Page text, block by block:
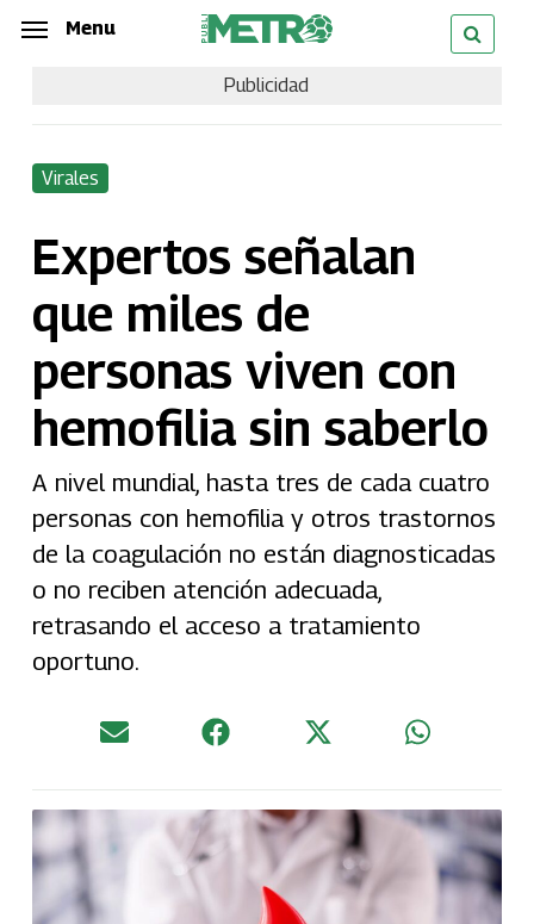
Skip
content
Menu
Publicidad
Virales
Expertos señalan
que miles de
personas viven con
hemofilia sin saberlo
A nivel mundial, hasta tres de cada cuatro
personas con hemofilia y otros trastornos
de la coagulación no están diagnosticadas
o no reciben atención adecuada,
retrasando el acceso a tratamiento
oportuno.
Menu